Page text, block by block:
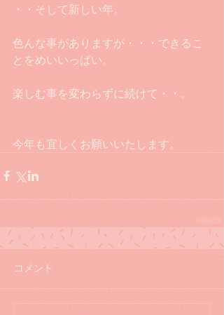
・・そして新しい年。
色んな事がありますが・・・できるこ
とをめいいっぱい。
楽しむ事を変わらずに続けて・・。
今年も宜しくお願いいたします。
コメント